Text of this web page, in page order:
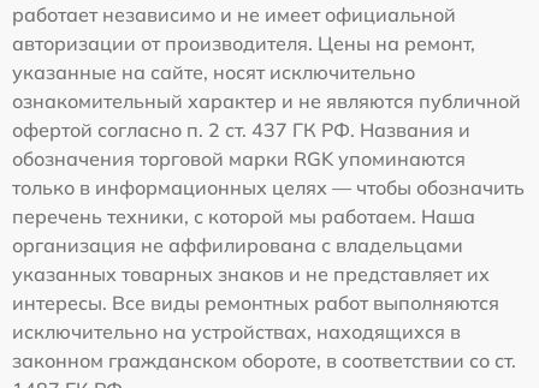
работает независимо и не имеет официальной
авторизации от производителя. Цены на ремонт,
указанные на сайте, носят исключительно
ознакомительный характер и не являются публичной
офертой согласно п. 2 ст. 437 ГК РФ. Названия и
обозначения торговой марки RGK упоминаются
только в информационных целях — чтобы обозначить
перечень техники, с которой мы работаем. Наша
организация не аффилирована с владельцами
указанных товарных знаков и не представляет их
интересы. Все виды ремонтных работ выполняются
исключительно на устройствах, находящихся в
законном гражданском обороте, в соответствии со ст.